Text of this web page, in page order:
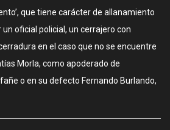
que tiene carácter de allanamiento
oficial policial, un cerrajero con
en el caso que no se encuentre
Morla, como apoderado de
o en su defecto Fernando Burlando,